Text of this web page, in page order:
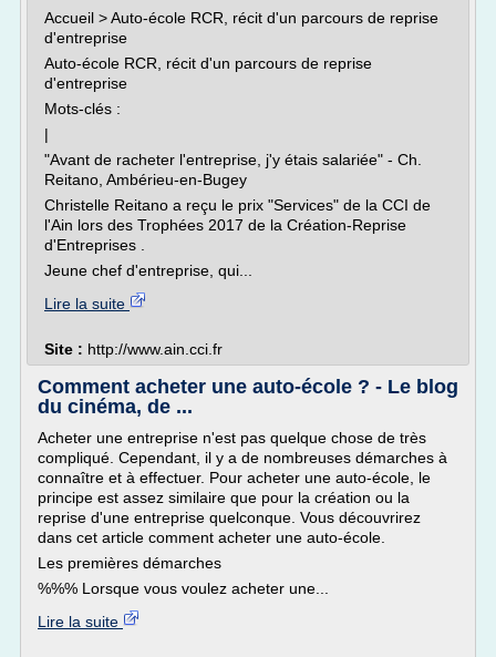
Accueil > Auto-école RCR, récit d'un parcours de reprise
d'entreprise
Auto-école RCR, récit d'un parcours de reprise
d'entreprise
Mots-clés :
|
"Avant de racheter l'entreprise, j'y étais salariée" - Ch.
Reitano, Ambérieu-en-Bugey
Christelle Reitano a reçu le prix "Services" de la CCI de
l'Ain lors des Trophées 2017 de la Création-Reprise
d'Entreprises .
Jeune chef d'entreprise, qui...
Lire la suite
Site : http://www.ain.cci.fr
Comment acheter une auto-école ? - Le blog
du cinéma, de ...
Acheter une entreprise n'est pas quelque chose de très
compliqué. Cependant, il y a de nombreuses démarches à
connaître et à effectuer. Pour acheter une auto-école, le
principe est assez similaire que pour la création ou la
reprise d'une entreprise quelconque. Vous découvrirez
dans cet article comment acheter une auto-école.
Les premières démarches
%%% Lorsque vous voulez acheter une...
Lire la suite